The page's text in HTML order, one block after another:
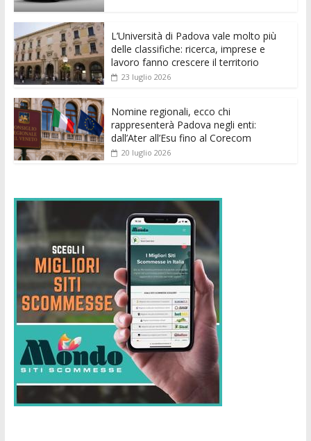
o
k p er
L’Università di Padova vale molto più
delle classifiche: ricerca, imprese e
lavoro fanno crescere il territorio
23 luglio 2026
Nomine regionali, ecco chi
rappresenterà Padova negli enti:
dall’Ater all’Esu fino al Corecom
20 luglio 2026